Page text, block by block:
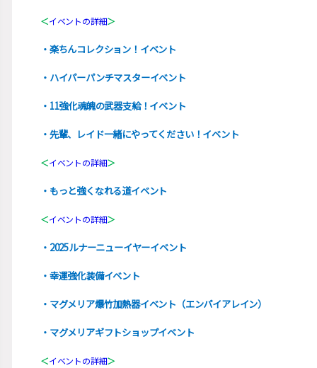
＜イベントの詳細＞
・楽ちんコレクション！イベント
・ハイパーパンチマスターイベント
・11強化魂魄の武器支給！イベント
・先輩、レイド一緒にやってください！イベント
＜イベントの詳細＞
・もっと強くなれる道イベント
＜イベントの詳細＞
・2025ルナーニューイヤーイベント
・幸運強化装備イベント
・マグメリア爆竹加熱器イベント（エンパイアレイン）
・マグメリアギフトショップイベント
＜イベントの詳細＞